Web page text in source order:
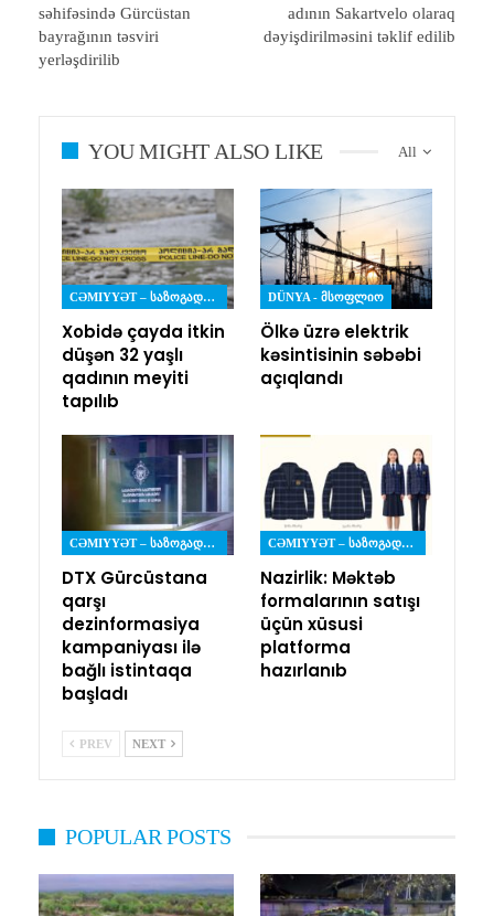
səhifəsində Gürcüstan
bayrağının təsviri
yerləşdirilib
adının Sakartvelo olaraq
dəyişdirilməsini təklif edilib
All
YOU MIGHT ALSO LIKE
CƏMIYYƏT – ᲡᲐᲖᲝᲒᲐᲓᲝᲔᲑᲐ
Xobidə çayda itkin
düşən 32 yaşlı
qadının meyiti
tapılıb
DÜNYA - ᲛᲡᲝᲤᲚᲘᲝ
Ölkə üzrə elektrik
kəsintisinin səbəbi
açıqlandı
CƏMIYYƏT – ᲡᲐᲖᲝᲒᲐᲓᲝᲔᲑᲐ
DTX Gürcüstana
qarşı
dezinformasiya
kampaniyası ilə
bağlı istintaqa
başladı
CƏMIYYƏT – ᲡᲐᲖᲝᲒᲐᲓᲝᲔᲑᲐ
Nazirlik: Məktəb
formalarının satışı
üçün xüsusi
platforma
hazırlanıb
PREV NEXT
POPULAR POSTS